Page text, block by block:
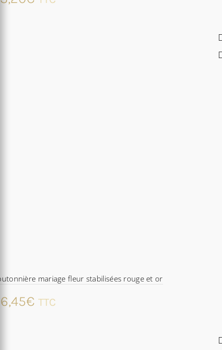
mariage fleur stabilisées rouge et or
€ TTC